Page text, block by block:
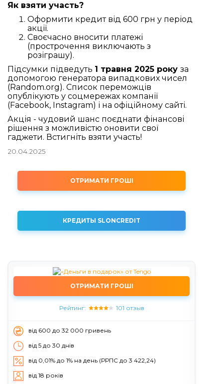
ОТРИМАТИ ГРОШІ
Рейтинг: 101 отзыв
вiд 600 до 32 000 гривень
від 5 до 30 днiв
від 0,01% до 1% на день (РРПС до 3 422,24)
вiд 18 рокiв
Як взяти участь?
Оформити кредит від 600 грн у період
акції.
Своєчасно вносити платежі
(прострочення виключають з
розіграшу).
Підсумки підведуть 1 травня 2025 року за
допомогою генератора випадкових чисел
(Random.org). Список переможців
опублікують у соцмережах компанії
(Facebook, Instagram) і на офіційному сайті.
Акція - чудовий шанс поєднати фінансові
рішення з можливістю оновити свої
гаджети. Встигніть взяти участь!
20.04.2025
ОТРИМАТИ ГРОШІ
КРЕДИТЫ SLONCREDIT